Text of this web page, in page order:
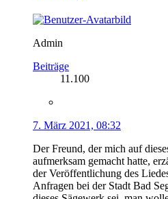
Admin
Beiträge
11.100
7. März 2021, 08:32
Der Freund, der mich auf
aufmerksam gemacht hatte,
der Veröffentlichung des
Anfragen bei der Stadt Bad